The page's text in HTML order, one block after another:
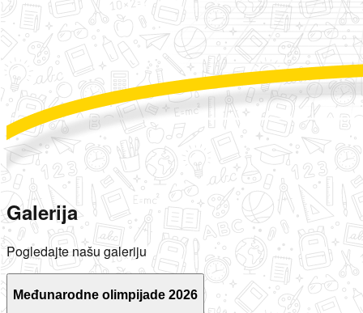
Galerija
Pogledajte našu galeriju
Međunarodne olimpijade 2026